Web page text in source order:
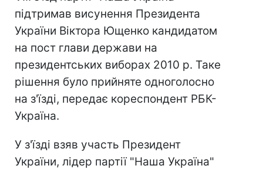
підтримав висунення Президента
України Віктора Ющенко кандидатом
на пост глави держави на
президентських виборах 2010 р. Таке
рішення було прийняте одноголосно
на з'їзді, передає кореспондент РБК-
Україна.
У з'їзді взяв участь Президент
України, лідер партії "Наша Україна"